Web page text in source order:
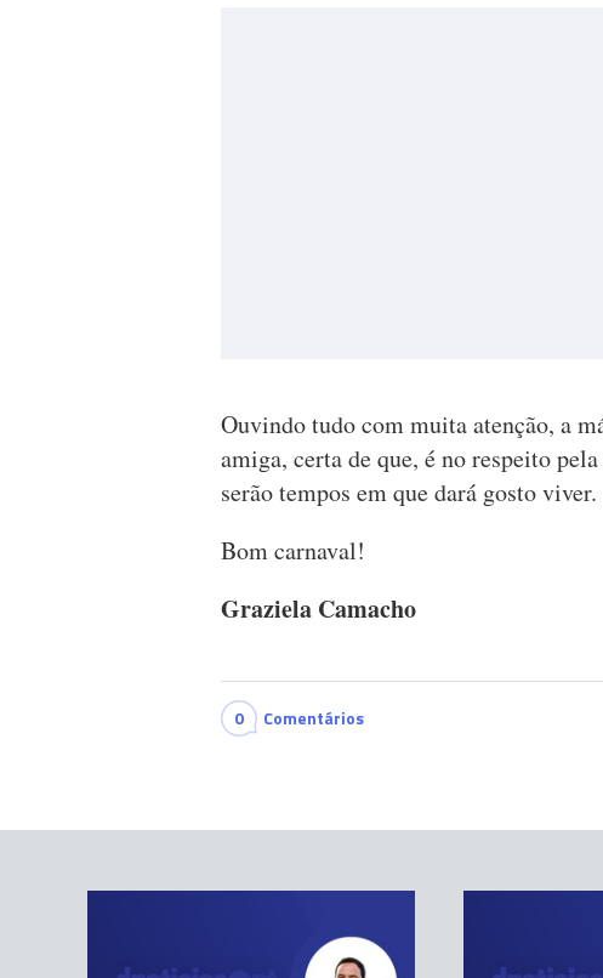
Ouvindo tudo com muita atenção, a
amiga, certa de que, é no respeito
serão tempos em que dará gosto viver.
Bom carnaval!
Graziela Camacho
0 Comentários